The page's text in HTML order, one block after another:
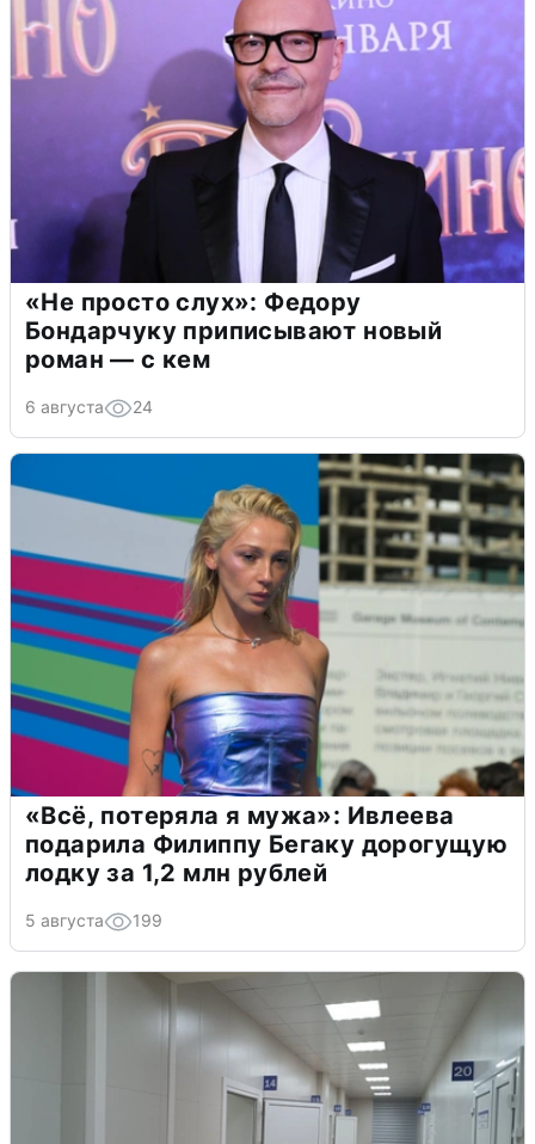
«Не просто слух»: Федору
Бондарчуку приписывают новый
роман — с кем
6 августа 24
«Всё, потеряла я мужа»: Ивлеева
подарила Филиппу Бегаку дорогущую
лодку за 1,2 млн рублей
5 августа 199